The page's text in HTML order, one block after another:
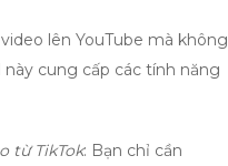
lên YouTube mà không
này cung cấp các tính năng
từ TikTok: Bạn chỉ cần